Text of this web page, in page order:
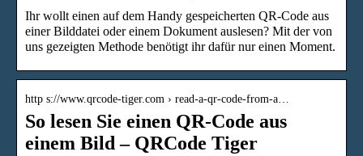
Ihr wollt einen auf dem Handy gespeicherten QR-Code aus
einer Bilddatei oder einem Dokument auslesen? Mit der von
uns gezeigten Methode benötigt ihr dafür nur einen Moment.
http s://www.qrcode-tiger.com › read-a-qr-code-from-a…
So lesen Sie einen QR-Code aus
einem Bild – QRCode Tiger